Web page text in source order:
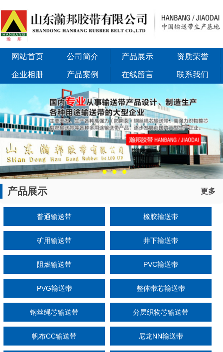
网站首页 公司简介 产品展示 资质荣誉
企业相册 产品案例 在线留言 联系我们
产品展示 更多
普通输送带 橡胶输送带
矿用输送带 井下输送带
阻燃输送带 PVC输送带
PVG输送带 整体带芯输送带
钢丝绳芯输送带 分层织物芯输送带
帆布CC输送带 尼龙NN输送带